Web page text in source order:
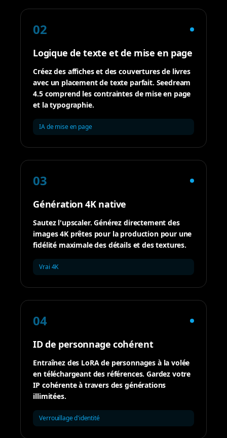
02
Logique de texte et de mise en page
Créez des affiches et des couvertures de livres
avec un placement de texte parfait. Seedream
4.5 comprend les contraintes de mise en page
et la typographie.
IA de mise en page
03
Génération 4K native
Sautez l'upscaler. Générez directement des
images 4K prêtes pour la production pour une
fidélité maximale des détails et des textures.
Vrai 4K
04
ID de personnage cohérent
Entraînez des LoRA de personnages à la volée
en téléchargeant des références. Gardez votre
IP cohérente à travers des générations
illimitées.
Verrouillage d'identité